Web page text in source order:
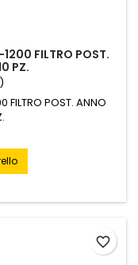
1200 FILTRO POST.
PZ.
FILTRO POST. ANNO
favorite_border